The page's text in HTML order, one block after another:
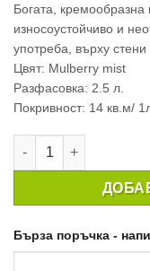
Богата,
износоустойчиво и
употреба, върху стени
Цвят: Mulberry mist
Разфасовка: 2.5 л.
Покривност: 14 кв.м/
количество за
Бърза поръчка -